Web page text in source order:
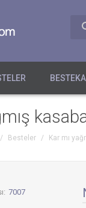
/ Besteler / Kar mı
7007